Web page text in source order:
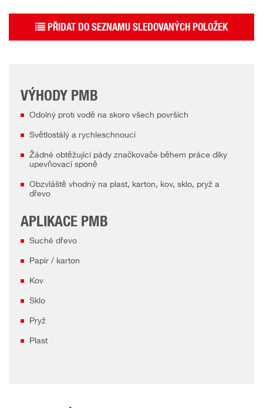
PŘIDAT DO SEZNAMU SLEDOVANÝCH POLOŽEK
VÝHODY PMB
Odolný proti vodě na skoro všech površích
Světlostálý a rychleschnoucí
Žádné obtěžující pády značkovače během práce díky
upevňovací sponě
Obzvláště vhodný na plast, karton, kov, sklo, pryž a
dřevo
APLIKACE PMB
Suché dřevo
Papír / karton
Kov
Sklo
Pryž
Plast